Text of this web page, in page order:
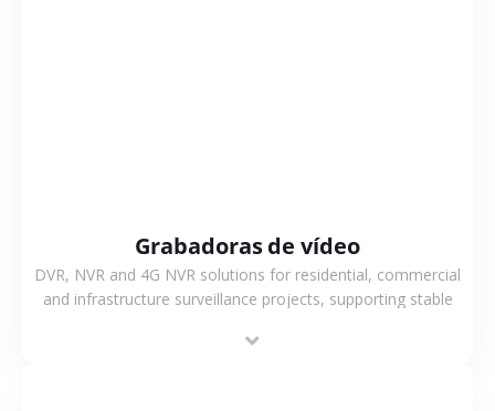
Grabadoras de vídeo
DVR, NVR and 4G NVR solutions for residential, commercial
and infrastructure surveillance projects, supporting stable